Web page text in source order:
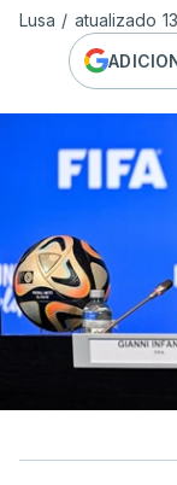
Lusa / atualizado